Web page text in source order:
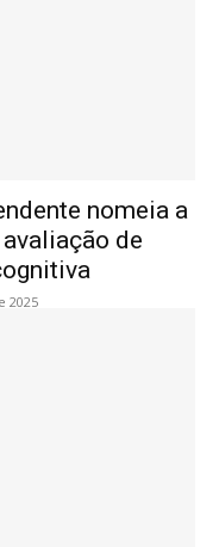
nomeia a
de
2025